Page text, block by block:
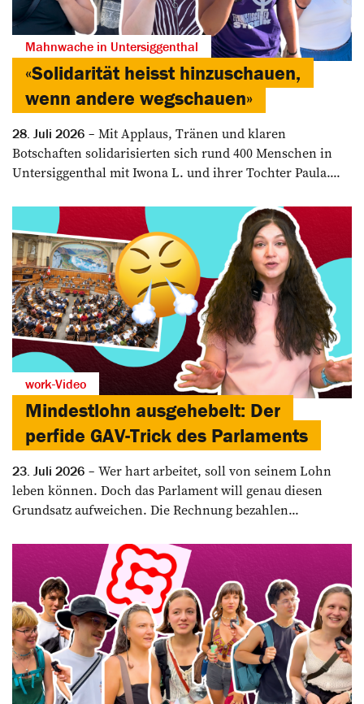
Mahnwache in Untersiggenthal
«Solidarität heisst hinzuschauen,
wenn andere wegschauen»
28. Juli 2026
Mit Applaus, Tränen und klaren
Botschaften solidarisierten sich rund 400 Menschen in
Untersiggenthal mit Iwona L. und ihrer Tochter Paula....
work-Video
Mindestlohn ausgehebelt: Der
perfide GAV-Trick des Parlaments
23. Juli 2026
Wer hart arbeitet, soll von seinem Lohn
leben können. Doch das Parlament will genau diesen
Grundsatz aufweichen. Die Rechnung bezahlen...